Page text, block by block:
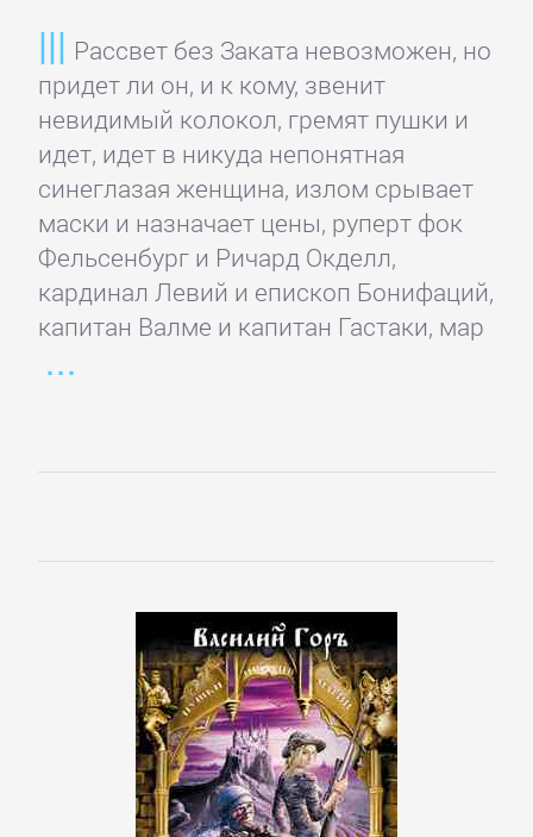
Рассвет без Заката невозможен, но
придет ли он, и к кому, звенит
невидимый колокол, гремят пушки и
идет, идет в никуда непонятная
синеглазая женщина, излом срывает
маски и назначает цены, руперт фок
Фельсенбург и Ричард Окделл,
кардинал Левий и епископ Бонифаций,
капитан Валме и капитан Гастаки, мар
Управление